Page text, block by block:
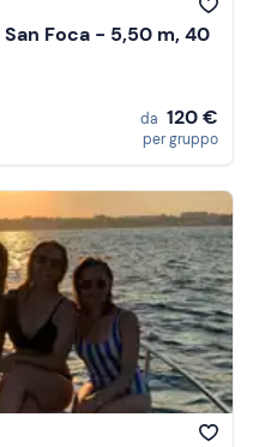
Foca - 5,50 m, 40
da 120 €
per gruppo